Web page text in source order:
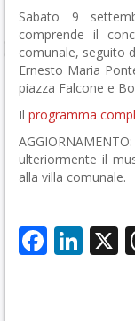
Sabato 9
comprende il
comunale, seguito
Ernesto Maria
piazza Falcone e
Il programma
ulteriormente il
alla villa comunale.
X